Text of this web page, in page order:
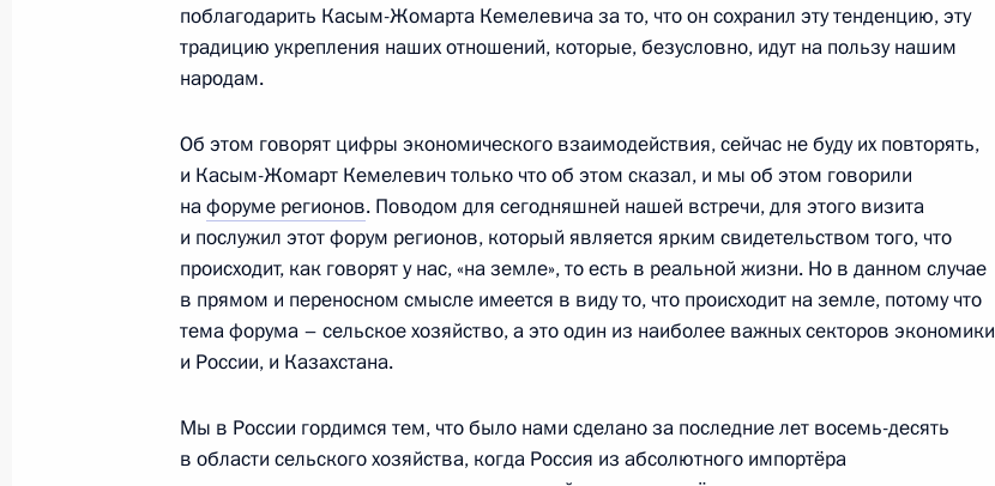
по случаю 78-й годовщины Победы в Великой Отечественной
войне
8 мая 2023 года, 12:00
Телефонный разговор с Президентом Казахстана Касым-
Жомартом Токаевым
6 марта 2023 года, 12:30
Жомартом Токаевым
20 января 2023 года, 11:40
поблагодарить Касым-Жомарта Кемелевича за то, что он сохранил эту тенденцию, эту
традицию укрепления наших отношений, которые, безусловно, идут на пользу нашим
народам.
Об этом говорят цифры экономического взаимодействия, сейчас не буду их повторять,
и Касым-Жомарт Кемелевич только что об этом сказал, и мы об этом говорили
нафоруме регионов. Поводом для сегодняшней нашей встречи, для этого визита
и послужил этот форум регионов, который является ярким свидетельством того, что
происходит, как говорят у нас, «на земле», то есть в реальной жизни. Но в данном случае
в прямом и переносном смысле имеется в виду то, что происходит на земле, потому что
тема форума – сельское хозяйство, а это один из наиболее важных секторов экономики
и России, и Казахстана.
Мы в России гордимся тем, что было нами сделано за последние лет восемь-десять
в области сельского хозяйства, когда Россия из абсолютного импортёра